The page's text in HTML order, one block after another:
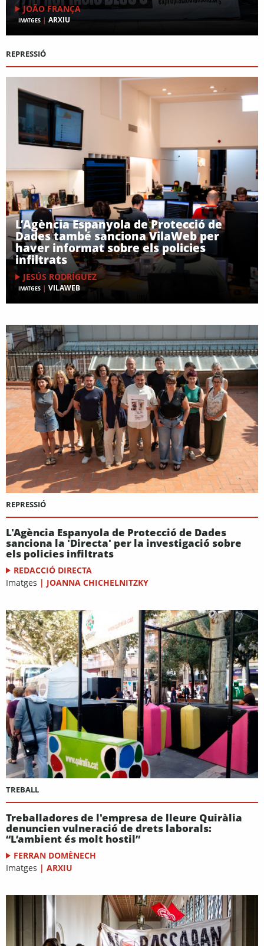
JOÃO FRANÇA
IMATGES | ARXIU
REPRESSIÓ
L’Agència Espanyola de Protecció de
Dades també sanciona VilaWeb per
haver informat sobre els policies
infiltrats
JESÚS RODRÍGUEZ
IMATGES | VILAWEB
REPRESSIÓ
L'Agència Espanyola de Protecció de Dades
sanciona la 'Directa' per la investigació sobre
els policies infiltrats
REDACCIÓ DIRECTA
Imatges | JOANNA CHICHELNITZKY
TREBALL
Treballadores de l'empresa de lleure Quiràlia
denuncien vulneració de drets laborals:
“L’ambient és molt hostil”
FERRAN DOMÈNECH
Imatges | ARXIU